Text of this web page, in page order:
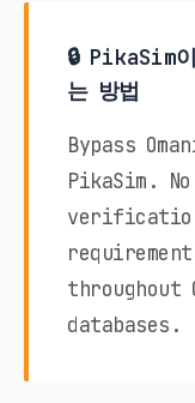
🔒 PikaSim
는 방법
Bypass
PikaSim.
throughout
databases.